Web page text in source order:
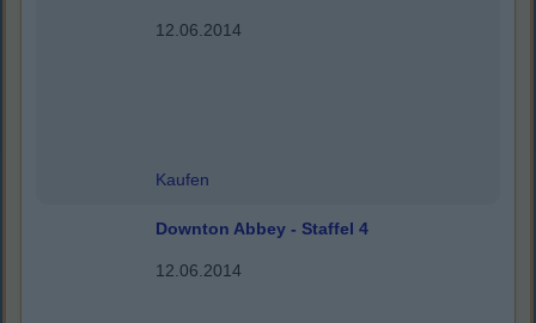
12.06.2014
Kaufen
Downton Abbey - Staffel 4
12.06.2014